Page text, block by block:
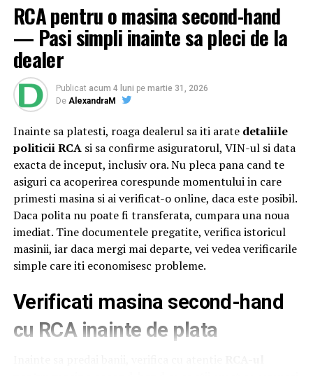
Evenimentul s-a desfășurat cu participarea Majestății
Sale Margareta, Custodele Coroanei României, a
Alteței Sale Regale Radu, Principele Consort al
României, alături de
Ahold Delhaize România,Mihai Spulber
Lead Profi,Gabriela Sîrbu
Ahold Delhaize România, numeroase oficialități,
autorități centrale și locale și alți reprezentanțiProfiși
Mega Image. Startul oficial a fost dat sâmbătă, după ce
distinsul grup a încheiat un tur al micilor producători și
artizani.
Evenimentul a continuat și tradiția caravanei medicale,
oferind din nou consultații gratuite pentru comunitatea
din Săvârșin și împrejurimi, cu ajutorul unor medici
specialiști în oftalmologie, cardiologie, neurologie,
oamenilor, mai ales al celor cu posibilitate redusă de
calitate, prin implicarea experților de la Asociația ATI
RCA pentru o masina second-hand
— Pasi simpli inainte sa pleci de la
dealer
Publicat acum 4 luni pe martie 31, 2026
De AlexandraM
Inainte sa platesti, roaga dealerul sa iti arate detaliile
politicii RCAsi sa confirme asiguratorul, VIN-ul si data
exacta de inceput, inclusiv ora. Nu pleca pana cand te
asiguri ca acoperirea corespunde momentului in care
primesti masina si ai verificat-o online, daca este posibil.
Daca polita nu poate fi transferata, cumpara una noua
imediat. Tine documentele pregatite, verifica istoricul
masinii, iar daca mergi mai departe, vei vedea verificarile
simple care iti economisesc probleme.
Verificati masina second-hand
cu RCA inainte de plata